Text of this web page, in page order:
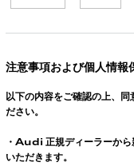
注意事項および個人情報
以下の内容をご確認の上、
ださい。
・ Audi 正規ディーラーか
いただきます。